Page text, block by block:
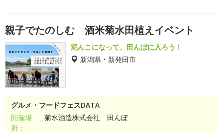
親子でたのしむ 酒米菊水田植えイベント
泥んこになって、田んぼに入ろう！
新潟県・新発田市
グルメ・フードフェスDATA
開催場
所：
菊水酒造株式会社 田んぼ